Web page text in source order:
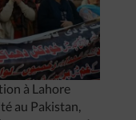
à Lahore
au Pakistan,